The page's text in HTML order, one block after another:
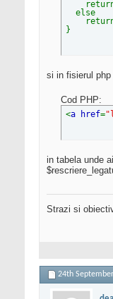
else
}
si in fisierul
Cod PHP:
<a href=
in tabela unde
Strazi si
24th